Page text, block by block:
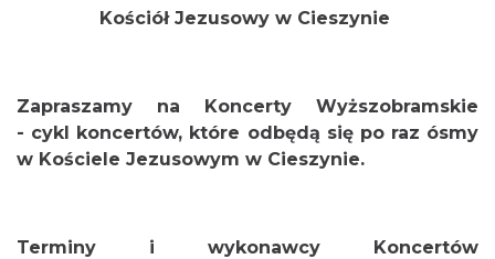
Koncert na głos i organy - Paweł Konik &
2026-09-06
0.00 km
Kościół Jezusowy w Cieszynie
Zapraszamy na Koncerty Wyższobramskie
- cykl koncertów, które odbędą się po raz ósmy
w Kościele Jezusowym w Cieszynie.
Terminy i wykonawcy Koncertów